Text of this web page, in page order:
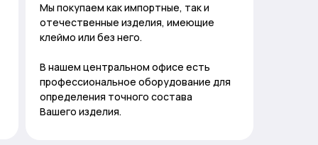
Мы покупаем как импортные, так и
отечественные изделия, имеющие
клеймо или без него.
В нашем центральном офисе есть
профессиональное оборудование для
определения точного состава
Вашего изделия.